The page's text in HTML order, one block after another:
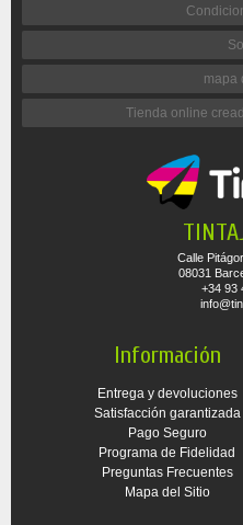
mapa
Tienda online
Calle
08031
+34 93
Información
Entrega y devoluciones
Satisfacción garantizada
Pago Seguro
Programa de Fidelidad
Preguntas Frecuentes
Mapa del Sitio